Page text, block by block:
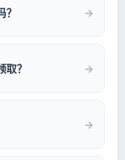
？